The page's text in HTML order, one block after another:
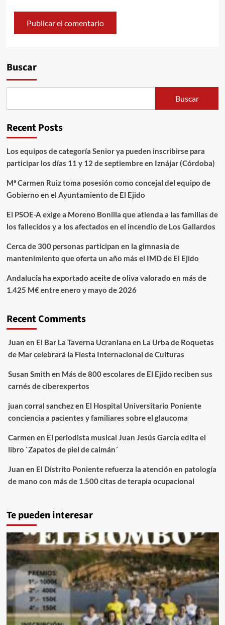
Buscar
Buscar
Recent Posts
Los equipos de categoría Senior ya pueden inscribirse para
participar los días 11 y 12 de septiembre en Iznájar (Córdoba)
Mª Carmen Ruiz toma posesión como concejal del equipo de
Gobierno en el Ayuntamiento de El Ejido
El PSOE-A exige a Moreno Bonilla que atienda a las familias de
los fallecidos y a los afectados en el incendio de Los Gallardos
Cerca de 300 personas participan en la gimnasia de
mantenimiento que oferta un año más el IMD de El Ejido
Andalucía ha exportado aceite de oliva valorado en más de
1.425 M€ entre enero y mayo de 2026
Recent Comments
Juan en El Bar La Taverna Ucraniana en La Urba de Roquetas
de Mar celebrará la Fiesta Internacional de Culturas
Susan Smith en Más de 800 escolares de El Ejido reciben sus
carnés de ciberexpertos
juan corral sanchezen El Hospital Universitario Poniente
conciencia a pacientes y familiares sobre el glaucoma
Carmen en El periodista musical Juan Jesús García edita el
libro `Zapatos de piel de caimán´
Juan en El Distrito Poniente refuerza la atención en patología
de mano con más de 1.500 citas de terapia ocupacional
Te pueden interesar